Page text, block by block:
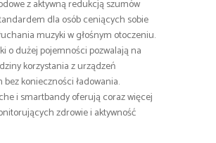
z aktywną redukcją szumów
dla osób ceniących sobie
muzyki w głośnym otoczeniu.
o dużej pojemności pozwalają na
korzystania z urządzeń
konieczności ładowania.
i smartbandy oferują coraz więcej
zdrowie i aktywność